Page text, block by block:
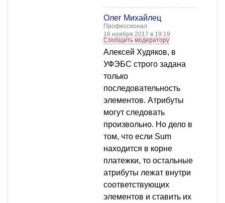
Олег Михайлец
Профессионал
16 ноября 2017 в 19:19
Сообщить модератору
Алексей Худяков, в
УФЭБС строго задана
только
последовательность
элементов. Атрибуты
могут следовать
произвольно. Но дело в
том, что если Sum
находится в корне
платежки, то остальные
атрибуты лежат внутри
соответствующих
элементов и ставить их